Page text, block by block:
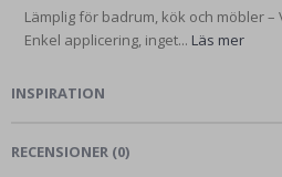
Lämplig för badrum, kök och möbler
Enkel applicering, inget... Läs mer
INSPIRATION
RECENSIONER (0)